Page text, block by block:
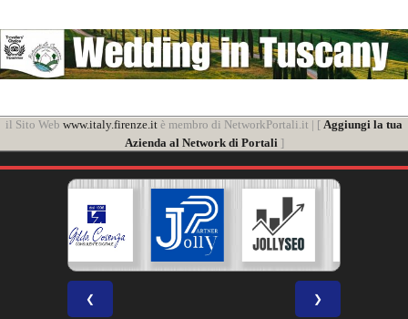
il Sito Web www.italy.firenze.it è membro di NetworkPortali.it | [ Aggiungi la tua
Azienda al Network di Portali]
❮ ❯